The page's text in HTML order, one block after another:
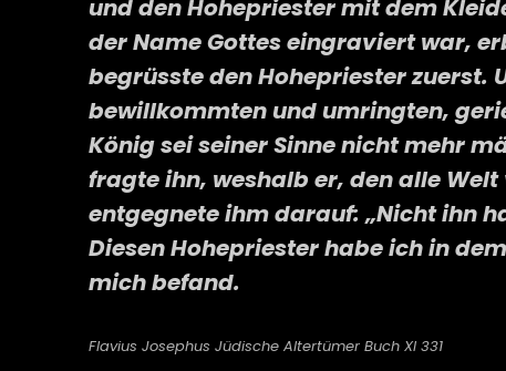
und den Hohepriester mit dem
der Name Gottes eingraviert war,
begrüsste den Hohepriester zuerst.
bewillkommten und umringten,
König sei seiner Sinne nicht mehr
fragte ihn, weshalb er, den alle
entgegnete ihm darauf: „Nicht ihn
Diesen Hohepriester habe ich in
mich befand.
Flavius Josephus Jüdische Altertümer Buch XI 331